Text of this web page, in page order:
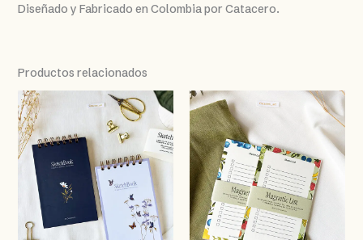
Diseñado y Fabricado en Colombia por Catacero.
Productos relacionados